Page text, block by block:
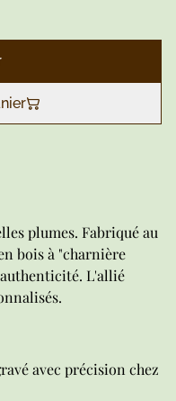
plumes. Fabriqué au
bois à "charnière
L'allié
avec précision chez